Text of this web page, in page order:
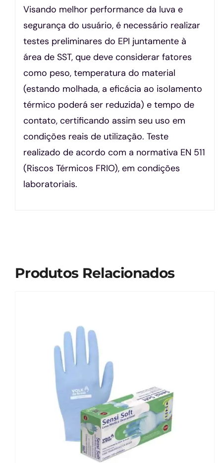
Visando melhor performance da luva e
segurança do usuário, é necessário realizar
testes preliminares do EPI juntamente à
área de SST, que deve considerar fatores
como peso, temperatura do material
(estando molhada, a eficácia ao isolamento
térmico poderá ser reduzida) e tempo de
contato, certificando assim seu uso em
condições reais de utilização. Teste
realizado de acordo com a normativa EN 511
(Riscos Térmicos FRIO), em condições
laboratoriais.
Produtos Relacionados